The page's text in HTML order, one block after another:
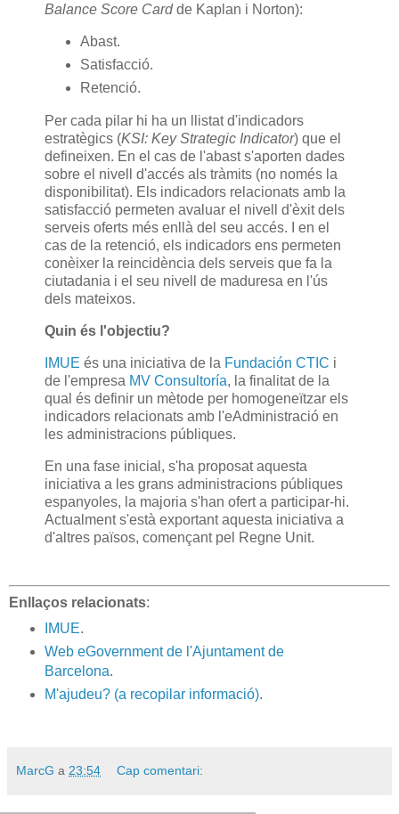
Balance Score Cardde Kaplan i Norton):
Abast.
Satisfacció.
Retenció.
Per cada pilar hi ha un llistat d'indicadors
estratègics (KSI: Key Strategic Indicator) que el
defineixen. En el cas de l'abast s'aporten dades
sobre el nivell d'accés als tràmits (no només la
disponibilitat). Els indicadors relacionats amb la
satisfacció permeten avaluar el nivell d'èxit dels
serveis oferts més enllà del seu accés. I en el
cas de la retenció, els indicadors ens permeten
conèixer la reincidència dels serveis que fa la
ciutadania i el seu nivell de maduresa en l'ús
dels mateixos.
Quin és l'objectiu?
IMUE és una iniciativa de la Fundación CTIC i
de l'empresa MV Consultoría, la finalitat de la
qual és definir un mètode per homogeneïtzar els
indicadors relacionats amb l'eAdministració en
les administracions públiques.
En una fase inicial, s'ha proposat aquesta
iniciativa a les grans administracions públiques
espanyoles, la majoria s'han ofert a participar-hi.
Actualment s'està exportant aquesta iniciativa a
d'altres països, començant pel Regne Unit.
Enllaços relacionats:
IMUE.
Web eGovernment de l'Ajuntament de
Barcelona.
M'ajudeu? (a recopilar informació).
MarcG a 23:54 Cap comentari: